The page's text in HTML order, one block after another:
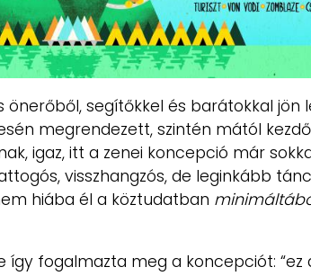
önerőből, segítőkkel és barátokkal jön
megrendezett, szintén mától
igaz, itt a zenei koncepció már
visszhangzós, de leginkább
hiába él a köztudatban
így fogalmazta meg a koncepciót: “ez